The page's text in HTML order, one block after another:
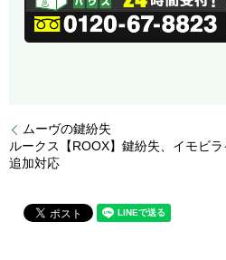
ムーヴの鍵紛失
ルークス【ROOX】鍵紛失、イモビ
追加対応